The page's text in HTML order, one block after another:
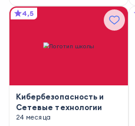
4,5
Кибербезопасность и
Сетевые технологии
24 месяца